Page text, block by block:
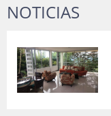
NOTICIAS